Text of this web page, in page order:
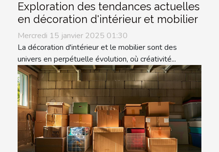
Exploration des tendances actuelles
en décoration d'intérieur et mobilier
Mercredi 15 janvier 2025 01:30
La décoration d'intérieur et le mobilier sont des
univers en perpétuelle évolution, où créativité...